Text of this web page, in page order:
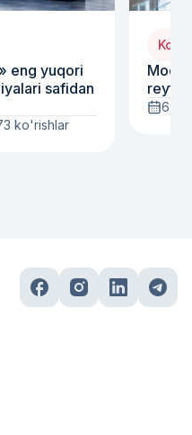
eng yuqori
safidan
ko'rishlar
6-